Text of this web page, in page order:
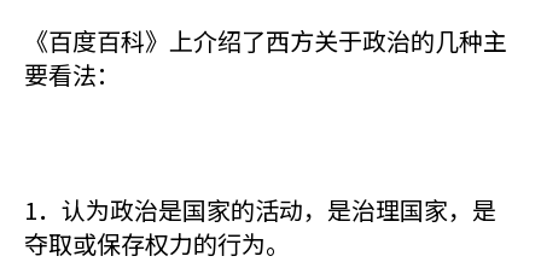
《百度百科》上介绍了西方关于政治的几种主
要看法：
1．认为政治是国家的活动，是治理国家，是
夺取或保存权力的行为。